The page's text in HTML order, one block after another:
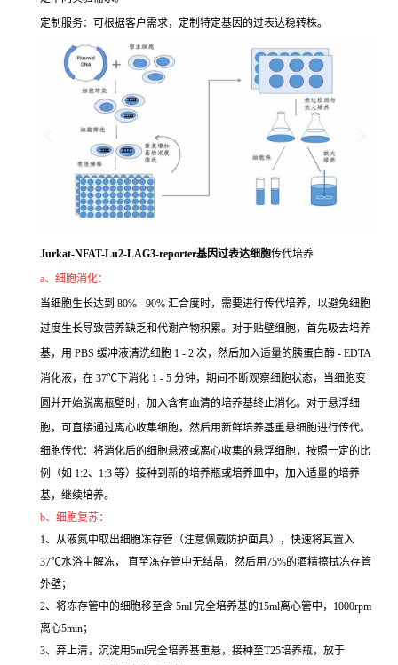
定制服务：可根据客户需求，定制特定基因的过表达稳转株。
Jurkat-NFAT-Lu2-LAG3-reporter基因过表达细胞传代培养
a、细胞消化：
当细胞生长达到 80% - 90% 汇合度时，需要进行传代培养，以避免细胞
过度生长导致营养缺乏和代谢产物积累。对于贴壁细胞，首先吸去培养
基，用 PBS 缓冲液清洗细胞 1 - 2 次，然后加入适量的胰蛋白酶 - EDTA
消化液，在 37℃下消化 1 - 5 分钟，期间不断观察细胞状态，当细胞变
圆并开始脱离瓶壁时，加入含有血清的培养基终止消化。对于悬浮细
胞，可直接通过离心收集细胞，然后用新鲜培养基重悬细胞进行传代。
细胞传代：将消化后的细胞悬液或离心收集的悬浮细胞，按照一定的比
例（如 1:2、1:3 等）接种到新的培养瓶或培养皿中，加入适量的培养
基，继续培养。
b、细胞复苏：
1、从液氮中取出细胞冻存管（注意佩戴防护面具），快速将其置入
37℃水浴中解冻， 直至冻存管中无结晶，然后用75%的酒精擦拭冻存管
外壁；
2、将冻存管中的细胞移至含 5ml 完全培养基的15ml离心管中，1000rpm
离心5min；
3、弃上清，沉淀用5ml完全培养基重悬，接种至T25培养瓶，放于